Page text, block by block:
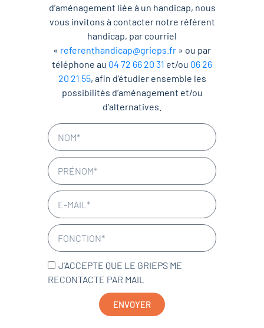
d’aménagement liée à un handicap, nous
vous invitons à contacter notre référent
handicap, par courriel
« referenthandicap@grieps.fr » ou par
téléphone au 04 72 66 20 31 et/ou 06 26
20 21 55, afin d’étudier ensemble les
possibilités d’aménagement et/ou
d’alternatives.
J'ACCEPTE QUE LE GRIEPS ME
RECONTACTE PAR MAIL
ENVOYER